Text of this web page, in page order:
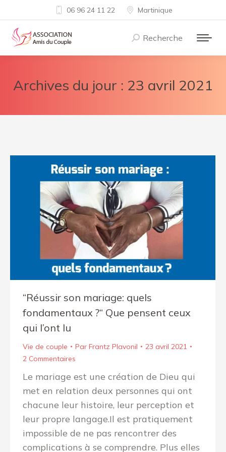
06 96 24 11 22 Martinique
Recherche
:
Recherche
Archives du jour : 23 avril 2021
“Réussir son mariage: quels
fondamentaux ?“ Que pensent ceux
qui l’ont lu
Vie de couple Par Frantz Plavonil
23 avril 2021
2 Commentaires
Le mariage est une création de Dieu qui
met en relation deux personnes qui ont
chacune leur histoire, leur perception et
leur propre langage.Il est pratiquement
impossible de ne pas rencontrer des
complications à se comprendre. Plus elles